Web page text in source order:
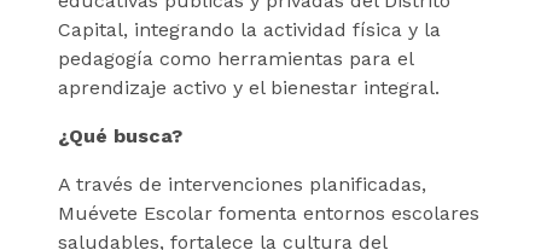
Capital, integrando la actividad física y la
pedagogía como herramientas para el
aprendizaje activo y el bienestar integral.
¿Qué busca?
A través de intervenciones planificadas,
Muévete Escolar fomenta entornos escolares
saludables, fortalece la cultura del